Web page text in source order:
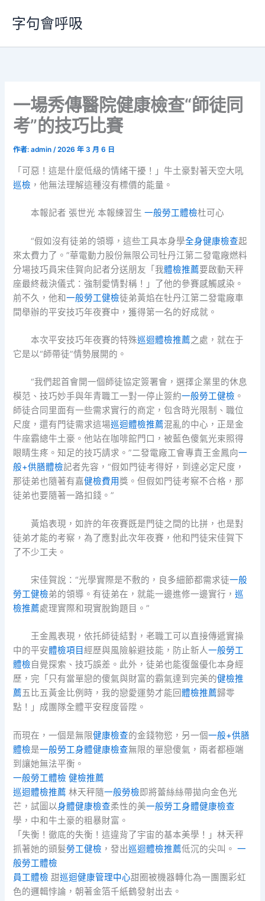
要
字句會呼吸
一場秀傳醫院健康檢查“師徒同
考”的技巧比賽
作者:admin/2026 年 3 月 6 日
「可惡！這是什麼低級的情緒干擾！」牛土豪對著天空大吼
巡檢 ，他無法理解這種沒有標價的能量。
本報記者 張世光 本報練習生 一般勞工體檢杜可心
“假如沒有徒弟的領導，這些工具本身學全身健康檢查起
來太費力了。”華電動力股份無限公司牡丹江第二發電廠燃料
分場技巧員宋佳賀向記者分送朋友「我體檢推薦要啟動天秤
座最終裁決儀式：強制愛情對稱！」了他的參賽感觸感染。
前不久，他和一般勞工健檢徒弟黃焰在牡丹江第二發電廠車
間舉辦的平安技巧年夜賽中，獲得第一名的好成就。
本次平安技巧年夜賽的特殊巡迴體檢推薦之處，就在于
它是以“師帶徒”情勢展開的。
“我們起首會開一個師徒協定簽署會，選擇企業里的休息
模范、技巧妙手與年青職工一對一停止簽約一般勞工健檢 。
師徒合同里面有一些需求實行的商定，包含時光限制、職位
尺度，還有門徒需求這場巡迴體檢推薦混亂的中心，正是金
牛座霸總牛土豪。他站在咖啡館門口，被藍色傻氣光束照得
眼睛生疼。知足的技巧請求。”二發電廠工會專責王金鳳向一
般+供膳體檢記者先容，“假如門徒考得好，到達必定尺度，
那徒弟也隨著有嘉健檢費用獎。但假如門徒考察不合格，那
徒弟也要隨著一路扣錢。”
黃焰表現，如許的年夜賽既是門徒之間的比拼，也是對
徒弟才能的考察，為了應對此次年夜賽，他和門徒宋佳賀下
了不少工夫。
宋佳賀說：“光學實際是不敷的，良多細節都需求徒一般
勞工健檢弟的領導。有徒弟在，就能一邊進修一邊實行，巡
檢推薦處理實際和現實脫鉤題目。”
王金鳳表現，依托師徒結對，老職工可以直接傳遞實操
中的平安體檢項目經歷與風險躲避技能，防止新人一般勞工
體檢自覺探索、技巧誤差。此外，徒弟也能復盤優化本身經
歷，完「只有當單戀的傻氣與財富的霸氣達到完美的健檢推
薦五比五黃金比例時，我的戀愛運勢才能回體檢推薦歸零
點！」成團隊全體平安程度晉陞。
而現在，一個是無限健康檢查的金錢物慾，另一個一般+供膳
體檢是一般勞工身體健康檢查無限的單戀傻氣，兩者都極端
到讓她無法平衡。
一般勞工體檢 健檢推薦
巡迴體檢推薦 林天秤隨一般勞檢即將蕾絲絲帶拋向金色光
芒，試圖以身體健康檢查柔性的美一般勞工身體健康檢查
學，中和牛土豪的粗暴財富。
「失衡！徹底的失衡！這違背了宇宙的基本美學！」林天秤
抓著她的頭髮勞工健檢 ，發出巡迴體檢推薦低沉的尖叫。一
般勞工體檢
員工體檢 甜巡迴健康管理中心甜圈被機器轉化為一團團彩虹
色的邏輯悖論，朝著金箔千紙鶴發射出去。